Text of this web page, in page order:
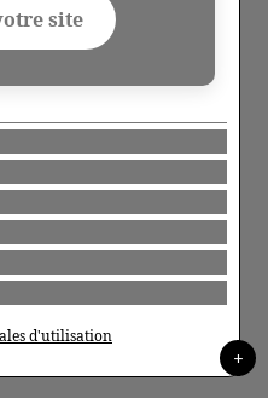
site
d'utilisation
+